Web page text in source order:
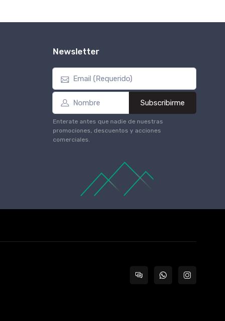
Newsletter
Subscribirme
Enterate antes que nadie de nuestras
promociones, descuentos y acciones
comerciales.